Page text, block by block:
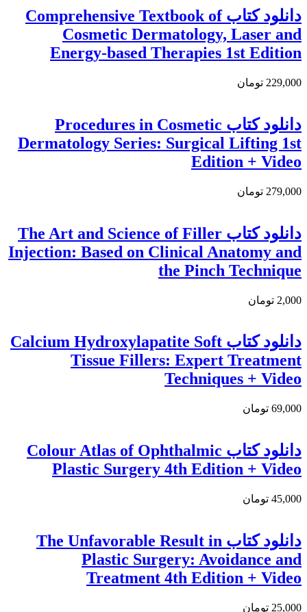
دانلود كتاب Comprehensive Textbook of
Cosmetic Dermatology, Laser and
Energy-based Therapies 1st Edition
229,000 تومان
دانلود کتاب Procedures in Cosmetic
Dermatology Series: Surgical Lifting 1st
Edition + Video
279,000 تومان
دانلود کتاب The Art and Science of Filler
Injection: Based on Clinical Anatomy and
the Pinch Technique
2,000 تومان
دانلود کتاب Calcium Hydroxylapatite Soft
Tissue Fillers: Expert Treatment
Techniques + Video
69,000 تومان
دانلود کتاب Colour Atlas of Ophthalmic
Plastic Surgery 4th Edition + Video
45,000 تومان
دانلود کتاب The Unfavorable Result in
Plastic Surgery: Avoidance and
Treatment 4th Edition + Video
25,000 تومان